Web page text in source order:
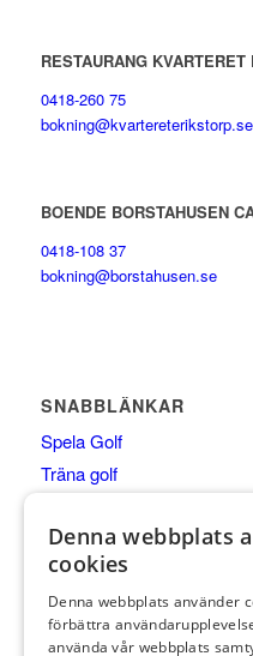
RESTAURANG KVARTERET
0418-260 75
bokning@kvartereterikstorp.se
BOENDE BORSTAHUSEN
0418-108 37
bokning@borstahusen.se
SNABBLÄNKAR
Spela Golf
Träna golf
Boende
Shop
Klubben
Företagspartner
Denna webbplats
cookies
Denna webbplats använder
förbättra
använda vår webbplats